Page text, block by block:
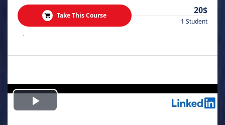
Take This Course 20$
1 Student
.
Play